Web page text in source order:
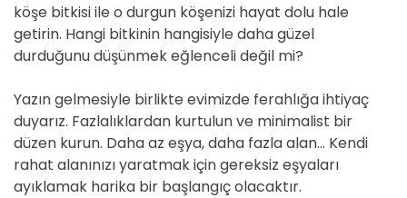
köşe bitkisi ile o durgun köşenizi hayat dolu hale
getirin. Hangi bitkinin hangisiyle daha güzel
durduğunu düşünmek eğlenceli değil mi?
Yazın gelmesiyle birlikte evimizde ferahlığa ihtiyaç
duyarız. Fazlalıklardan kurtulun ve minimalist bir
düzen kurun. Daha az eşya, daha fazla alan… Kendi
rahat alanınızı yaratmak için gereksiz eşyaları
ayıklamak harika bir başlangıç olacaktır.